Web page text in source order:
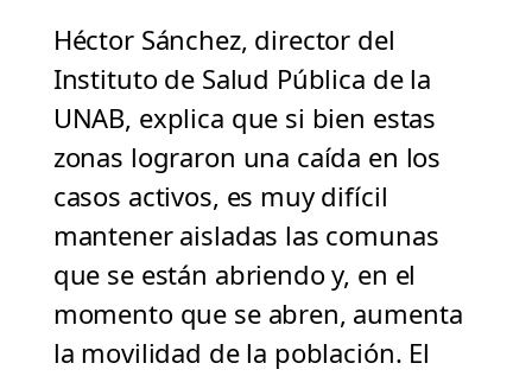
Héctor Sánchez, director del
Instituto de Salud Pública de la
UNAB, explica que si bien estas
zonas lograron una caída en los
casos activos, es muy difícil
mantener aisladas las comunas
que se están abriendo y, en el
momento que se abren, aumenta
la movilidad de la población. El